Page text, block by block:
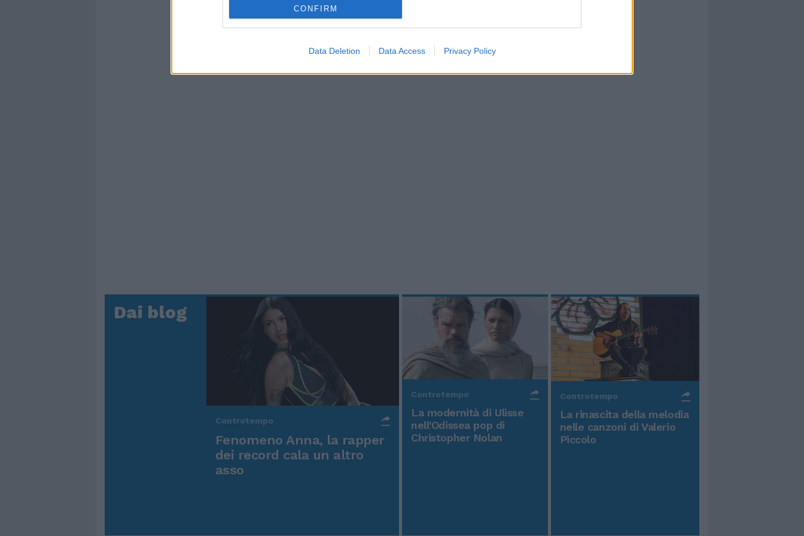
CONFIRM
Data Deletion Data Access Privacy Policy
Dai blog
Controtempo
Fenomeno Anna, la rapper
dei record cala un altro
asso
Controtempo
La modernità di Ulisse
nell'Odissea pop di
Christopher Nolan
Controtempo
La rinascita della melodia
nelle canzoni di Valerio
Piccolo